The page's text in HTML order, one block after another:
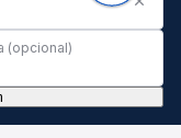
(opcional)